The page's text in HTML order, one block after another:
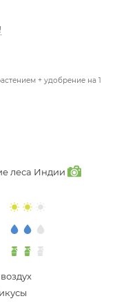
+ удобрение на 1
леса Индии